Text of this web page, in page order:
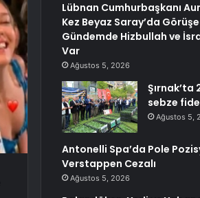
Lübnan Cumhurbaşkanı
Kez Beyaz Saray’da
Gündemde Hizbullah ve
Var
Ağustos 5, 2026
Şırnak’ta
sebze
Ağustos 5,
Antonelli Spa’da Pole
Verstappen Cezalı
Ağustos 5, 2026